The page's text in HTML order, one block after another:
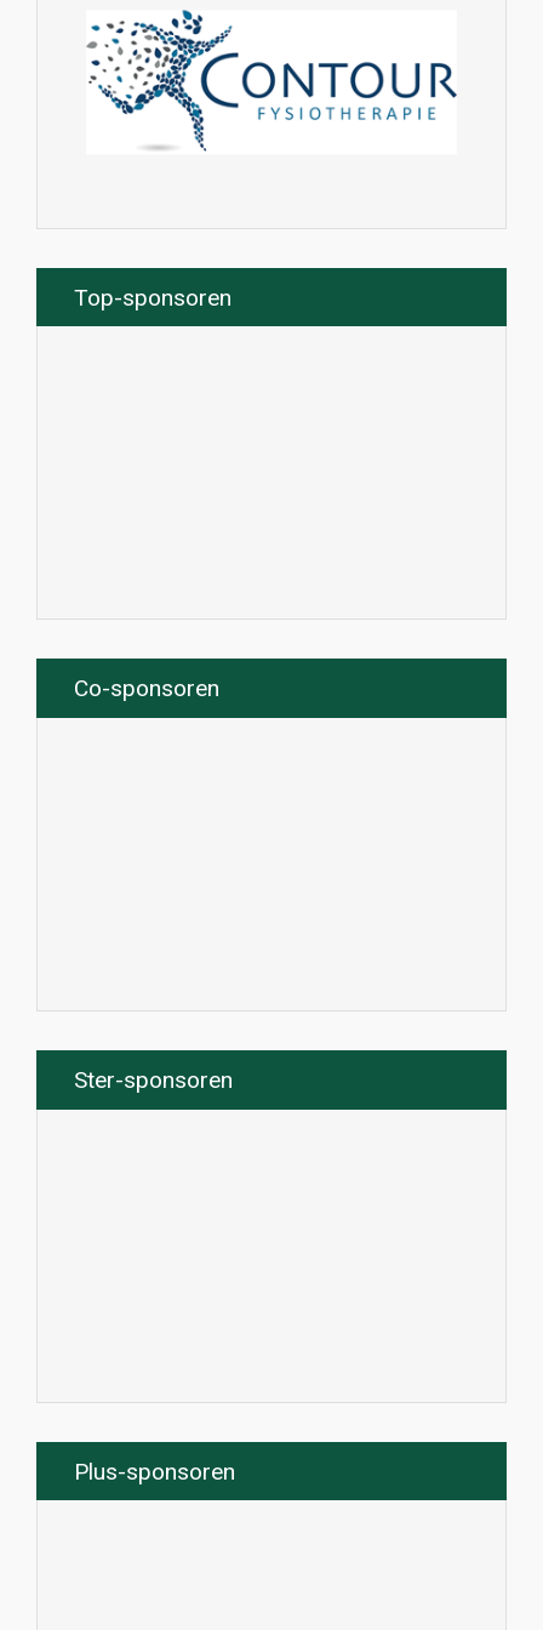
Top-sponsoren
Co-sponsoren
Ster-sponsoren
Plus-sponsoren